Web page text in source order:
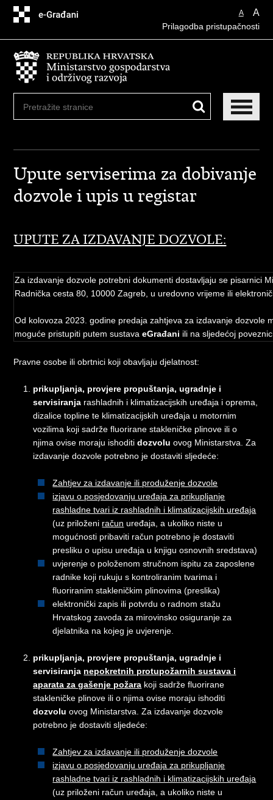
sadržaj
A A
Prilagodba pristupačnosti
Upute serviserima za dobivanje
dozvole i upis u registar
UPUTE ZA IZDAVANJE DOZVOLE:
Za izdavanje dozvole potrebni dokumenti dostavljaju se pisarnici
Radnička cesta 80, 10000 Zagreb, u uredovno vrijeme ili
Od kolovoza 2023. godine predaja zahtjeva za izdavanje dozvole
moguće pristupiti putem sustavaeGrađani ili na sljedećoj
Pravne osobe ili obrtnici koji obavljaju djelatnost:
prikupljanja, provjere propuštanja, ugradnje i
servisiranja rashladnih i klimatizacijskih uređaja i oprema,
dizalice topline te klimatizacijskih uređaja u motornim
vozilima koji sadrže fluorirane stakleničke plinove ili o
njima ovise moraju ishoditidozvolu ovog Ministarstva. Za
izdavanje dozvole potrebno je dostaviti sljedeće:
Zahtjev za izdavanje ili produženje dozvole
izjavu o posjedovanju uređaja za prikupljanje
rashladne tvari iz rashladnih i klimatizacijskih uređaja
(uz priloženi račun uređaja, a ukoliko niste u
mogućnosti pribaviti račun potrebno je dostaviti
presliku o upisu uređaja u knjigu osnovnih sredstava)
uvjerenje o položenom stručnom ispitu za zaposlene
radnike koji rukuju s kontroliranim tvarima i
fluoriranim stakleničkim plinovima (preslika)
elektronički zapis ili potvrdu o radnom stažu
Hrvatskog zavoda za mirovinsko osiguranje za
djelatnika na kojeg je uvjerenje.
prikupljanja, provjere propuštanja, ugradnje i
servisiranja nepokretnih protupožarnih sustava i
aparata za gašenje požara koji sadrže fluorirane
stakleničke plinove ili o njima ovise moraju ishoditi
dozvolu ovog Ministarstva. Za izdavanje dozvole
potrebno je dostaviti sljedeće:
Zahtjev za izdavanje ili produženje dozvole
izjavu o posjedovanju uređaja za prikupljanje
rashladne tvari iz rashladnih i klimatizacijskih uređaja
(uz priloženi račun uređaja, a ukoliko niste u